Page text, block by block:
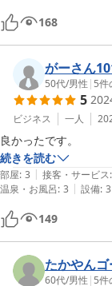
168
がーさん
50代/男性 | 5件
5
ビジネス 一人
良かったです。
続きを読む
部屋: 3 | 接客・サービス:
温泉・お風呂: 3 | 設備: 3
149
たかやん
60代/男性 | 5件